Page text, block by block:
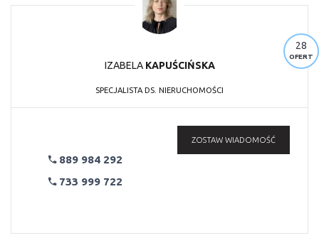
28
OFERT
IZABELA KAPUŚCIŃSKA
SPECJALISTA DS. NIERUCHOMOŚCI
889 984 292
733 999 722
ZOSTAW WIADOMOŚĆ